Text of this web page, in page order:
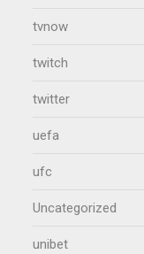
tvnow
twitch
twitter
uefa
ufc
Uncategorized
unibet